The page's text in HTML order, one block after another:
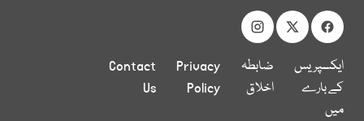
ایکسپریس
کے بارے
میں
ضابطہ
اخلاق
Privacy
Policy
Contact
Us